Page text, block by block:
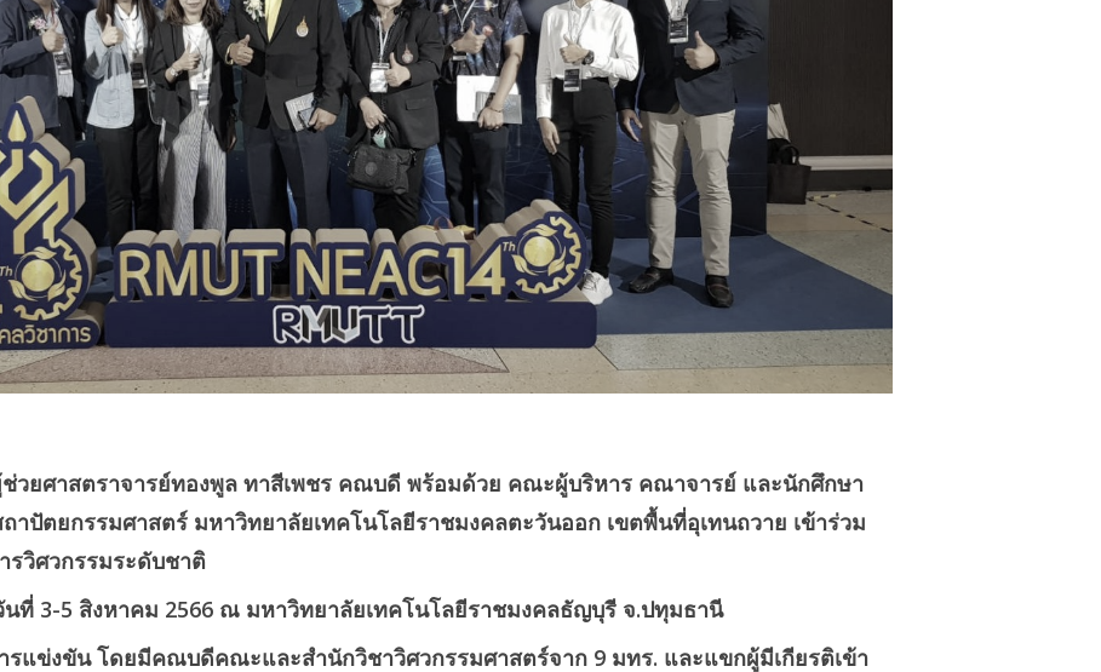
ช่วยศาสตราจารย์ทองพูล ทาสีเพชร คณบดี พร้อมด้วย คณะผู้บริหาร คณาจารย์ และนักศึกษา
ปัตยกรรมศาสตร์ มหาวิทยาลัยเทคโนโลยีราชมงคลตะวันออก เขตพื้นที่อุเทนถวาย เข้าร่วม
รวิศวกรรมระดับชาติ
นที่ 3-5 สิงหาคม 2566 ณ มหาวิทยาลัยเทคโนโลยีราชมงคลธัญบุรี จ.ปทุมธานี
รแข่งขัน โดยมีคณบดีคณะและสำนักวิชาวิศวกรรมศาสตร์จาก 9 มทร. และแขกผู้มีเกียรติเข้า